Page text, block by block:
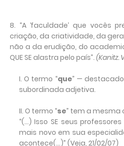
8. “A ‘faculdade’ que vocês
criação, da criatividade, da
não a da erudição, do
QUE SE alastra pelo país”. (Kanitz.
I. O termo “que” —
subordinada adjetiva.
II. O termo “se” tem a mesma
“(...) Isso SE seus
mais novo em sua
acontece(...)” (Veja, 21/02/07)